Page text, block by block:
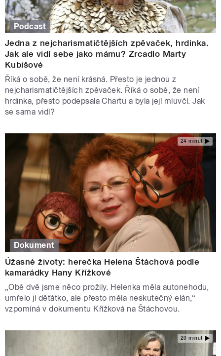
Podcast
Jedna z nejcharismatičtějších zpěvaček, hrdinka.
Jak ale vidí sebe jako mámu? Zrcadlo Marty
Kubišové
Říká o sobě, že není krásná. Přesto je jednou z
nejcharismatičtějších zpěvaček. Říká o sobě, že není
hrdinka, přesto podepsala Chartu a byla její mluvčí. Jak
se sama vidí?
24 minut
Dokument
Úžasné životy: herečka Helena Štáchová podle
kamarádky Hany Křížkové
„Obě dvě jsme něco prožily. Helenka měla autonehodu,
umřelo jí děťátko, ale přesto měla neskutečný elán,“
vzpomíná v dokumentu Křížková na Štáchovou.
20 minut